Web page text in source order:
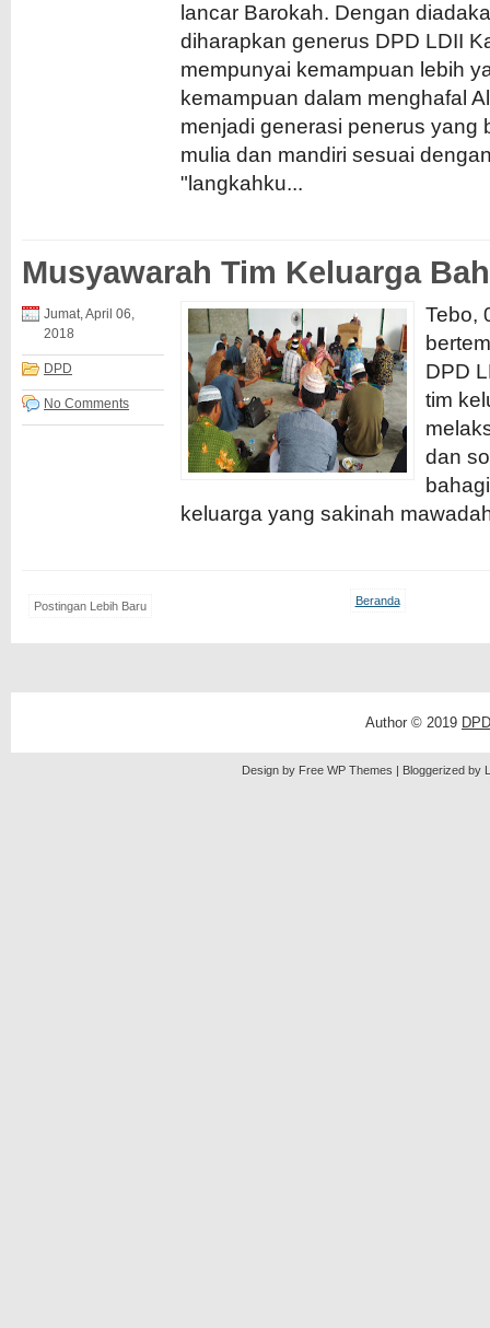
lancar Barokah. Dengan
diharapkan generus DPD LDII
mempunyai kemampuan lebih
kemampuan dalam menghafal
menjadi generasi penerus yang
mulia dan mandiri sesuai
"langkahku...
Musyawarah Tim Keluarga
Jumat, April 06,
2018
DPD
No Comments
Tebo,
DPD
tim
dan
keluarga yang sakinah
Postingan Lebih Baru Beranda
Author © 2019
Design by Free WP Themes | Bloggerized by